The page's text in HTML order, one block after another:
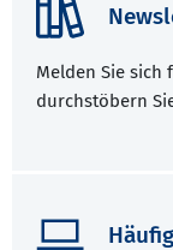
Melden Sie sich
durchstöbern